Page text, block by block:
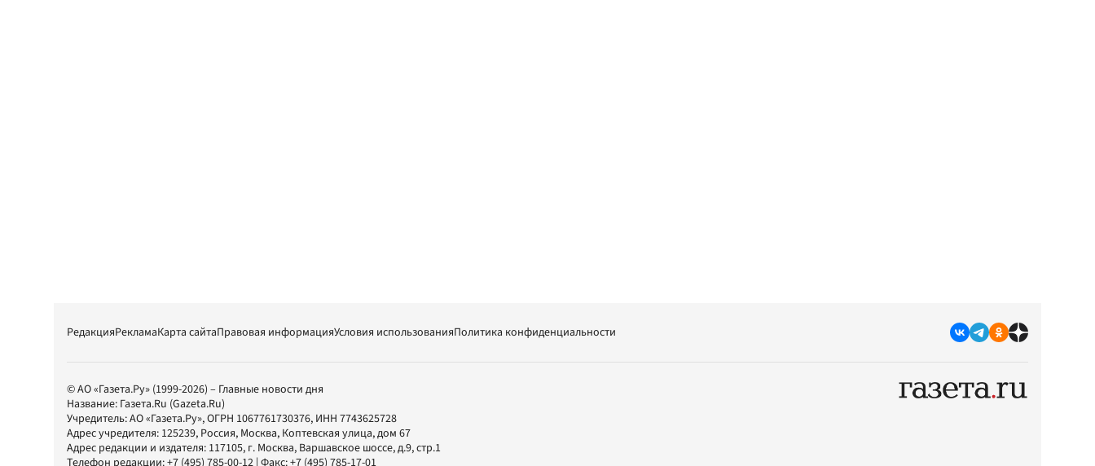
РедакцияРекламаКарта сайтаПравовая информацияУсловия использованияПолитика конфиденциальности
© АО «Газета.Ру» (1999-2026) – Главные новости дня
Название: Газета.Ru (Gazeta.Ru)
Учредитель:АО «Газета.Ру», ОГРН 1067761730376, ИНН 7743625728
Адрес учредителя: 125239, Россия, Москва, Коптевская улица, дом 67
Адрес редакции и издателя: 117105, г. Москва, Варшавское шоссе, д.9, стр.1
Телефон редакции:+7 (495) 785-00-12 | Факс:+7 (495) 785-17-01